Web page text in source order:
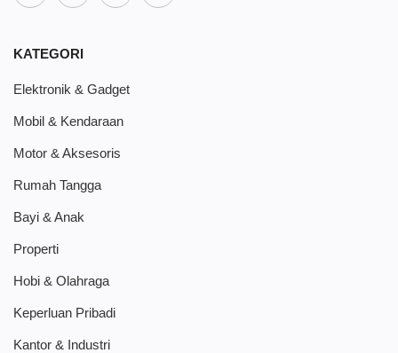
KATEGORI
Elektronik & Gadget
Mobil & Kendaraan
Motor & Aksesoris
Rumah Tangga
Bayi & Anak
Properti
Hobi & Olahraga
Keperluan Pribadi
Kantor & Industri